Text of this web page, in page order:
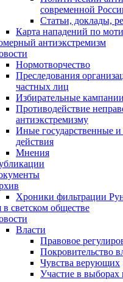
современной
Статьи, доклады,
Карта нападений по
антиэкстремизм
Нормотворчество
Преследования
частных лиц
Избирательные кампании
Противодействие
антиэкстремизму
Иные государственные
действия
Мнения
Хроники фильтрации
в светском обществе
Власти
Правовое
Покровительство
Чувства верующих
Участие в выборах